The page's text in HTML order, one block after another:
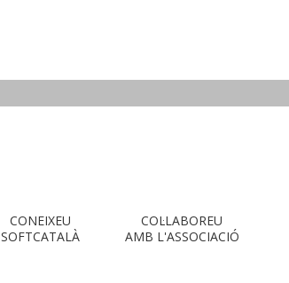
CONEIXEU
SOFTCATALÀ
COL·LABOREU
AMB L'ASSOCIACIÓ